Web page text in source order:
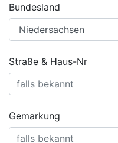
Bundesland
Straße & Haus-Nr
Gemarkung